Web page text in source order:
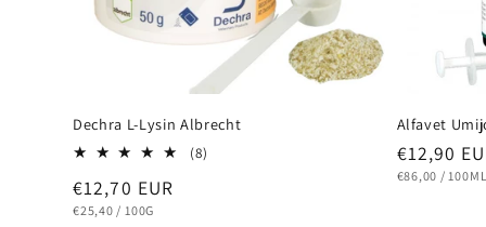
e
:
Dechra L-Lysin Albrecht
(8)
Normaler
Preis
€12,70 EUR
STÜCKPREIS
€25,40 / PRO
100G
Alfavet
Normaler
Preis
€12,90
STÜCKPREIS
€86,00 / PRO
100ML